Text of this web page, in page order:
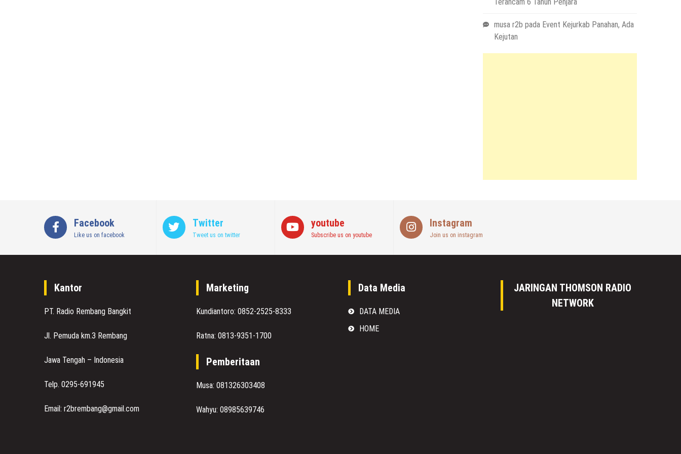
musa r2b pada Event Kejurkab Panahan, Ada
Kejutan
Facebook
Like us on facebook
Twitter
Tweet us on twitter
youtube
Subscribe us on youtube
Instagram
Join us on instagram
Kantor
PT. Radio Rembang Bangkit
Jl. Pemuda km.3 Rembang
Jawa Tengah – Indonesia
Telp. 0295-691945
Email: r2brembang@gmail.com
Marketing
Kundiantoro: 0852-2525-8333
Ratna: 0813-9351-1700
Pemberitaan
Musa: 081326303408
Wahyu: 08985639746
Data Media
DATA MEDIA
HOME
JARINGAN THOMSON RADIO
NETWORK